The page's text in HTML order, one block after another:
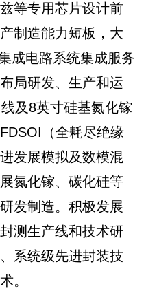
等专用芯片设计前
制造能力短板，大
成电路系统集成服务
局研发、生产和运
及8英寸硅基氮化镓
（全耗尽绝缘
发展模拟及数模混
氮化镓、碳化硅等
发制造。积极发展
测生产线和技术研
系统级先进封装技
。